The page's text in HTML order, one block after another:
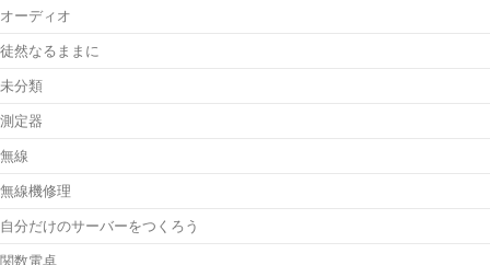
オーディオ
徒然なるままに
未分類
測定器
無線
無線機修理
自分だけのサーバーをつくろう
関数電卓